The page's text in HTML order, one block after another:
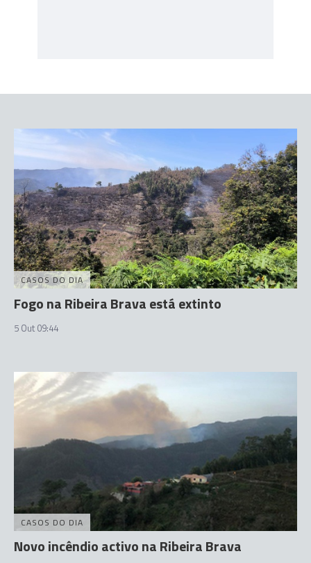
CASOS DO DIA
Fogo na Ribeira Brava está extinto
5 Out 09:44
CASOS DO DIA
Novo incêndio activo na Ribeira Brava